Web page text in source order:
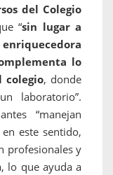
del Colegio
“sin lugar a
lo
colegio, donde
laboratorio”.
“manejan
este sentido,
profesionales y
lo que ayuda a